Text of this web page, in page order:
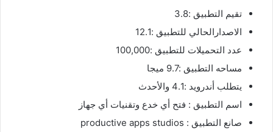
تقيم التطبيق :3.8
الاصدارالحالي للتطبيق :12.1
عدد التحميلات للتطبيق :100,000
مساحه التطبيق :9.7 ميجا
يتطلب أندرويد :4.1 والأحدث
اسم التطبيق : ‏فتح أي خدع وتقنيات أي جهاز
صانع التطبيق : productive apps studios